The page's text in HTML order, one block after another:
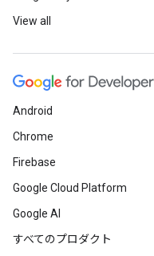
View all
Android
Chrome
Firebase
Google Cloud Platform
Google AI
すべてのプロダクト